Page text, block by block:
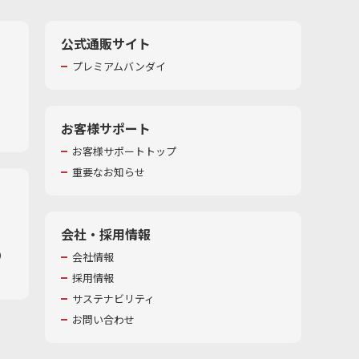
公式通販サイト
プレミアムバンダイ
お客様サポート
お客様サポートトップ
重要なお知らせ
会社・採用情報
会社情報
採用情報
サステナビリティ
お問い合わせ